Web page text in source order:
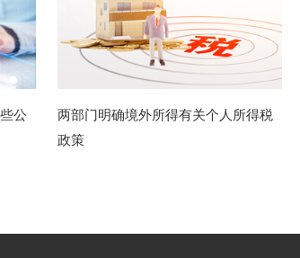
公
两部门明确境外所得有关个人所得税
政策